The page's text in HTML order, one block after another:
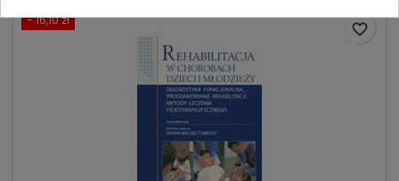
- 16,10 zł
favorite_border